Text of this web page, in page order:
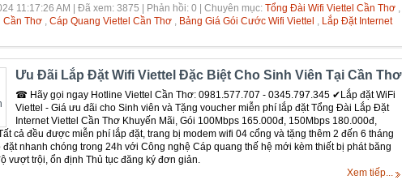
11:17:26 AM | Đã xem: 3875 | Phản hồi: 0 | Chuyên mục: Tổng Đài Wifi Viettel Cần Thơ
Cần Thơ
Cáp Quang Viettel Cần Thơ Bảng Giá Gói Cước Wifi Viettel
Lắp Đặt Internet
Ưu Đãi Lắp Đặt Wifi Viettel Đặc Biệt Cho Sinh Viên Tại Cần Thơ
☎ Hãy gọi ngay Hotline Viettel Cần Thơ: 0981.577.707 - 0345.797.345 ✔‎Lắp đặt WiFi
Viettel - Giá ưu đãi cho Sinh viên và Tặng voucher miễn phí lắp đặt Tổng Đài Lắp Đặt
Internet Viettel Cần Thơ Khuyến Mãi, Gói 100Mbps 165.000đ, 150Mbps 180.000đ,
cả đều được miễn phí lắp đặt, trang bị modem wifi 04 cổng và tặng thêm 2 đến 6 tháng
nhanh chóng trong 24h với Công nghệ Cáp quang thế hệ mới kèm thiết bị phát băng
vượt trội, ổn định Thủ tục đăng ký đơn giản.
Xem tiếp...